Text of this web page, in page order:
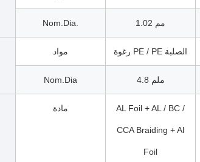
Nom.Dia. 1.02 مم
مواد رغوة PE / PE الصلبة
Nom.Dia 4.8 ملم
مادة AL Foil + AL / BC /
CCA Braiding + Al
Foil